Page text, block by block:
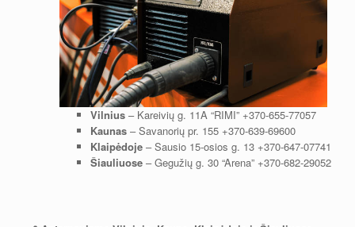
Vilnius– Kareivių g. 11A “RIMI” +370-655-77057
Kaunas– Savanorių pr. 155 +370-639-69600
Klaipėdoje– Sausio 15-osios g. 13 +370-647-07741
Šiauliuose– Gegužių g. 30 “Arena” +370-682-29052